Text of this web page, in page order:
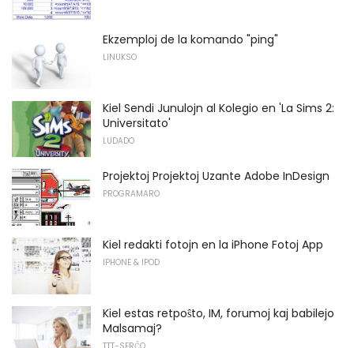
Ekzemploj de la komando "ping"
LINUKSO
Kiel Sendi Junulojn al Kolegio en 'La Sims 2:
Universitato'
LUDADO
Projektoj Projektoj Uzante Adobe InDesign
PROGRAMARO
Kiel redakti fotojn en la iPhone Fotoj App
IPHONE & IPOD
Kiel estas retpoŝto, IM, forumoj kaj babilejo
Malsamaj?